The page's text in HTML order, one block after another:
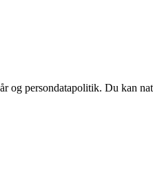
og persondatapolitik. Du kan